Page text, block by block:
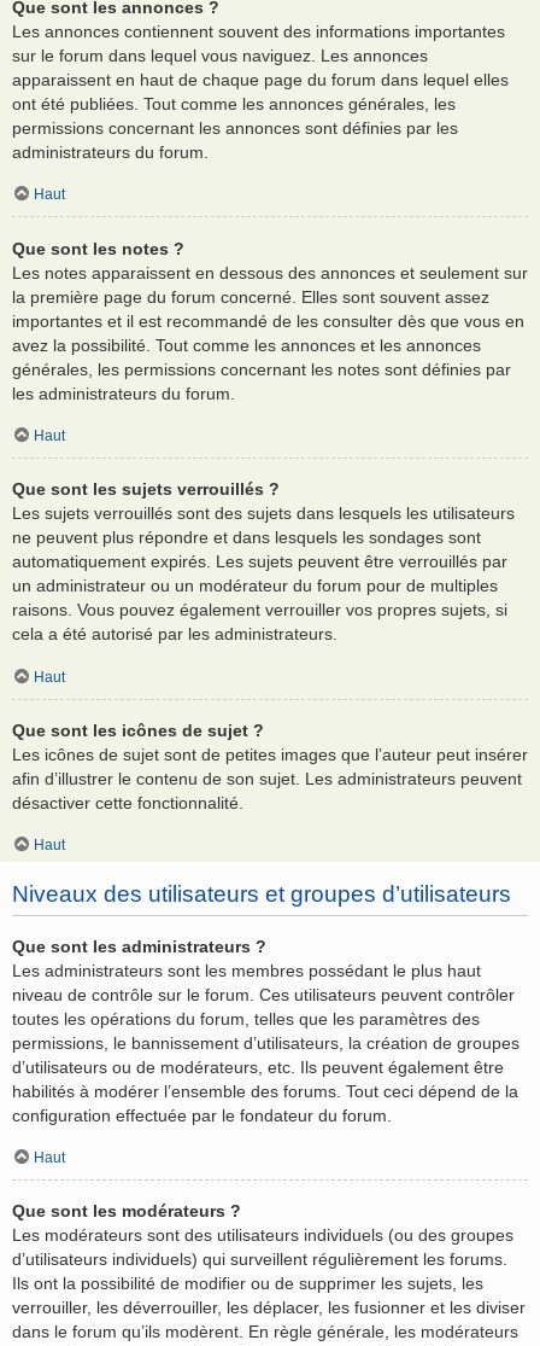
Que sont les annonces ?
Les annonces contiennent souvent des informations importantes
sur le forum dans lequel vous naviguez. Les annonces
apparaissent en haut de chaque page du forum dans lequel elles
ont été publiées. Tout comme les annonces générales, les
permissions concernant les annonces sont définies par les
administrateurs du forum.
Haut
Que sont les notes ?
Les notes apparaissent en dessous des annonces et seulement sur
la première page du forum concerné. Elles sont souvent assez
importantes et il est recommandé de les consulter dès que vous en
avez la possibilité. Tout comme les annonces et les annonces
générales, les permissions concernant les notes sont définies par
les administrateurs du forum.
Haut
Que sont les sujets verrouillés ?
Les sujets verrouillés sont des sujets dans lesquels les utilisateurs
ne peuvent plus répondre et dans lesquels les sondages sont
automatiquement expirés. Les sujets peuvent être verrouillés par
un administrateur ou un modérateur du forum pour de multiples
raisons. Vous pouvez également verrouiller vos propres sujets, si
cela a été autorisé par les administrateurs.
Haut
Que sont les icônes de sujet ?
Les icônes de sujet sont de petites images que l’auteur peut insérer
afin d’illustrer le contenu de son sujet. Les administrateurs peuvent
désactiver cette fonctionnalité.
Haut
Niveaux des utilisateurs et groupes d’utilisateurs
Que sont les administrateurs ?
Les administrateurs sont les membres possédant le plus haut
niveau de contrôle sur le forum. Ces utilisateurs peuvent contrôler
toutes les opérations du forum, telles que les paramètres des
permissions, le bannissement d’utilisateurs, la création de groupes
d’utilisateurs ou de modérateurs, etc. Ils peuvent également être
habilités à modérer l’ensemble des forums. Tout ceci dépend de la
configuration effectuée par le fondateur du forum.
Haut
Que sont les modérateurs ?
Les modérateurs sont des utilisateurs individuels (ou des groupes
d’utilisateurs individuels) qui surveillent régulièrement les forums.
Ils ont la possibilité de modifier ou de supprimer les sujets, les
verrouiller, les déverrouiller, les déplacer, les fusionner et les diviser
dans le forum qu’ils modèrent. En règle générale, les modérateurs